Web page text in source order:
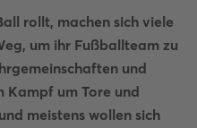
rollt, machen sich viele
um ihr Fußballteam zu
und
Kampf um Tore und
meistens wollen sich